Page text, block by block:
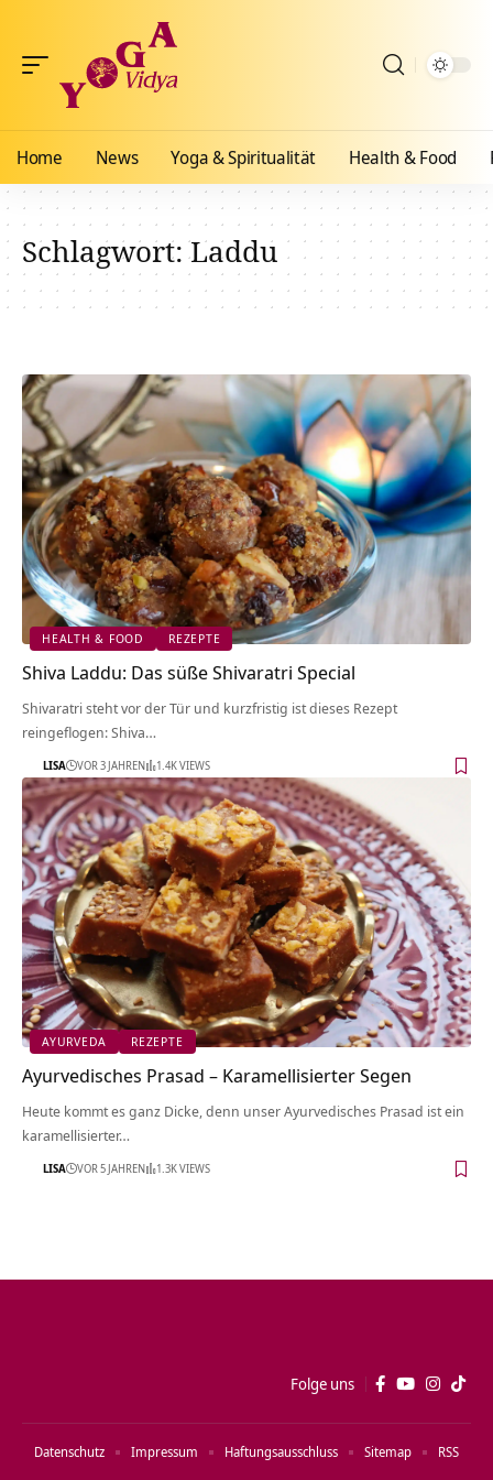
Home News Yoga & Spiritualität Health & Food
Schlagwort:Laddu
HEALTH & FOOD REZEPTE
Shiva Laddu: Das süße Shivaratri Special
Shivaratri steht vor der Tür und kurzfristig ist dieses Rezept
reingeflogen: Shiva…
LISA VOR 3 JAHREN 1.4K VIEWS
AYURVEDA REZEPTE
Ayurvedisches Prasad – Karamellisierter Segen
Heute kommt es ganz Dicke, denn unser Ayurvedisches Prasad ist ein
karamellisierter…
LISA VOR 5 JAHREN 1.3K VIEWS
Folge uns
Datenschutz Impressum Haftungsausschluss Sitemap RSS